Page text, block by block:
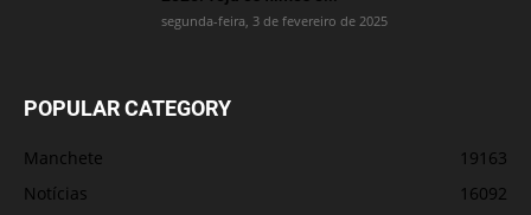
segunda-feira, 3 de fevereiro de 2025
POPULAR CATEGORY
Manchete
19163
Notícias
16092